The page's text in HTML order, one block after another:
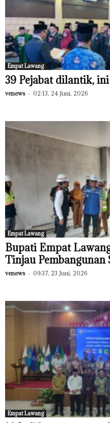
Empat Lawang
39 Pejabat dilantik,
venews - 02:13, 24 Juni, 2026
Empat Lawang
Bupati Empat
Tinjau Pembangunan
venews - 09:37, 23 Juni, 2026
Empat Lawang